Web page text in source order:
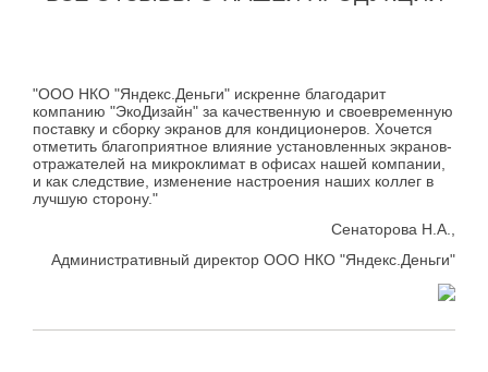
"ООО НКО "Яндекс.Деньги" искренне благодарит
компанию "ЭкоДизайн" за качественную и своевременную
поставку и сборку экранов для кондиционеров. Хочется
отметить благоприятное влияние установленных экранов-
отражателей на микроклимат в офисах нашей компании,
и как следствие, изменение настроения наших коллег в
лучшую сторону."
Сенаторова Н.А.,
Административный директор ООО НКО "Яндекс.Деньги"